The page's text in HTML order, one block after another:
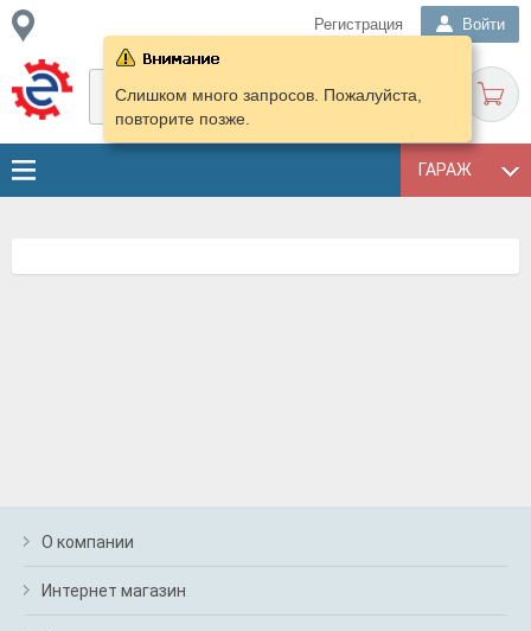
Регистрация Войти
ГАРАЖ
Слишком много запросов. Пожалуйста,
повторите позже.
О компании
Интернет магазин